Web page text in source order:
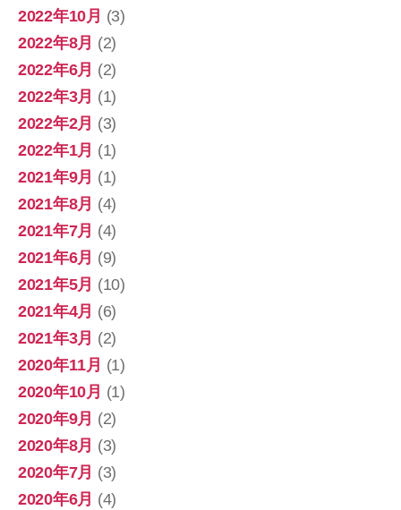
2022年10月 (3)
2022年8月 (2)
2022年6月 (2)
2022年3月 (1)
2022年2月 (3)
2022年1月 (1)
2021年9月 (1)
2021年8月 (4)
2021年7月 (4)
2021年6月 (9)
2021年5月 (10)
2021年4月 (6)
2021年3月 (2)
2020年11月 (1)
2020年10月 (1)
2020年9月 (2)
2020年8月 (3)
2020年7月 (3)
2020年6月 (4)